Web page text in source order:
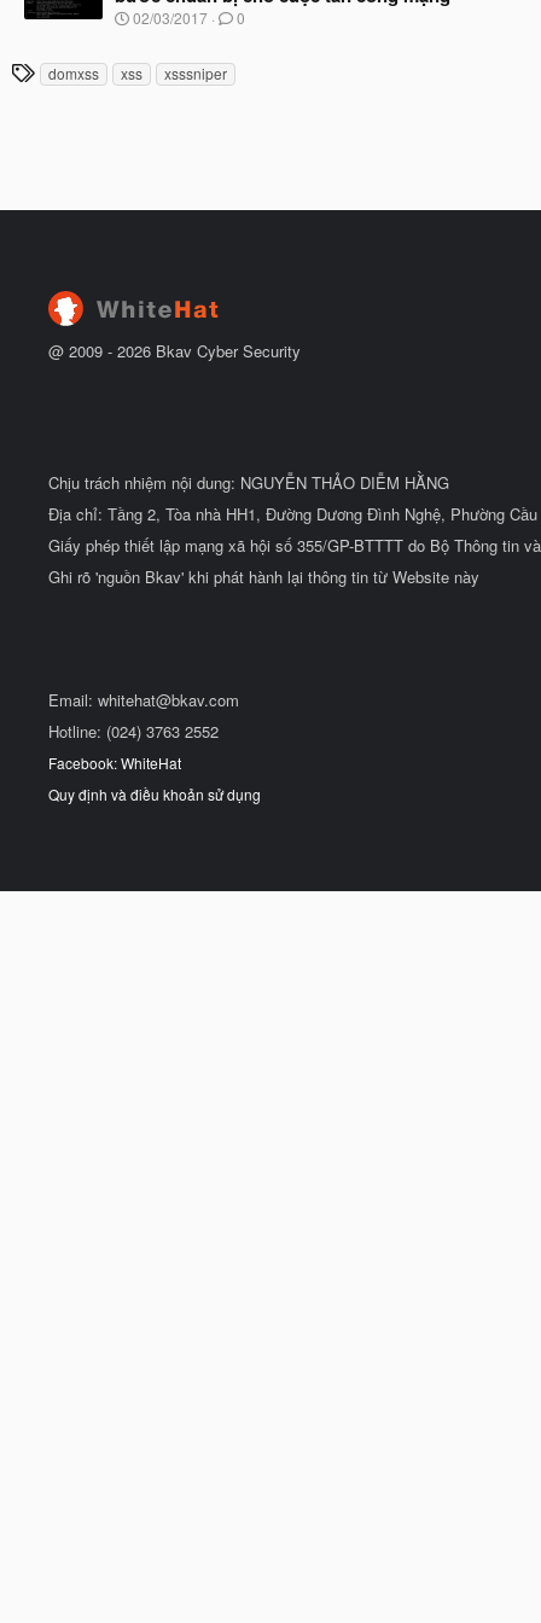
u
ắ
đ
ầ
N
y
02/03/2017 0
Tdomxss xss xsssniper
@ 2009 - 2026 Bkav Cyber Security
Chịu trách nhiệm nội dung: NGUYỄN THẢO DIỄM HẰNG
Địa chỉ: Tầng 2, Tòa nhà HH1, Đường Dương Đình Nghệ, Phường
Giấy phép thiết lập mạng xã hội số 355/GP-BTTTT do Bộ Thông tin
Ghi rõ 'nguồn Bkav' khi phát hành lại thông tin từ Website này
Email: whitehat@bkav.com
Hotline: (024) 3763 2552
Facebook: WhiteHat
Quy định và điều khoản sử dụng